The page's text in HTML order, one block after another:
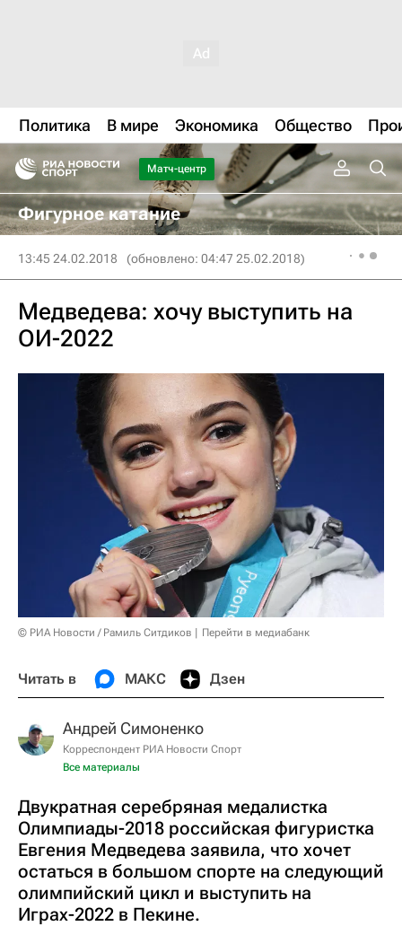
Политика В мире Экономика Общество
Матч-центр
Фигурное катание
13:45 24.02.2018 (обновлено: 04:47 25.02.2018)
Медведева: хочу выступить на
ОИ-2022
© РИА Новости / Рамиль Ситдиков Перейти в медиабанк
Читать в МАКС Дзен
Андрей Симоненко
Корреспондент РИА Новости Спорт
Все материалы
Двукратная серебряная медалистка
Олимпиады-2018 российская фигуристка
Евгения Медведева заявила, что хочет
остаться в большом спорте на следующий
олимпийский цикл и выступить на
Играх-2022 в Пекине.